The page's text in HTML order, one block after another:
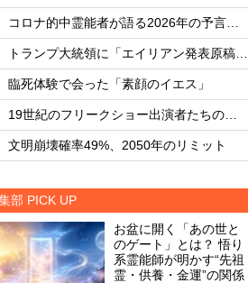
・
・
・
臨死体験で会った「素顔のイエス」
・
・
文明崩壊確率49%、2050年のリミット
部 PICK UP
お盆に開く「あの世と
のゲート」とは？ 悟り
系霊能師が明かす“先祖
霊・供養・金運”の関係